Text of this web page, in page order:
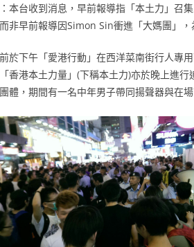
本台收到消息，早前報導指「本土力」召
非早前報導因Simon Sin衝進「大媽團」，
於下午「愛港行動」在西洋菜南街行人專
香港本土力量」(下稱本土力)亦於晚上進
體，期間有一名中年男子帶同揚聲器與在